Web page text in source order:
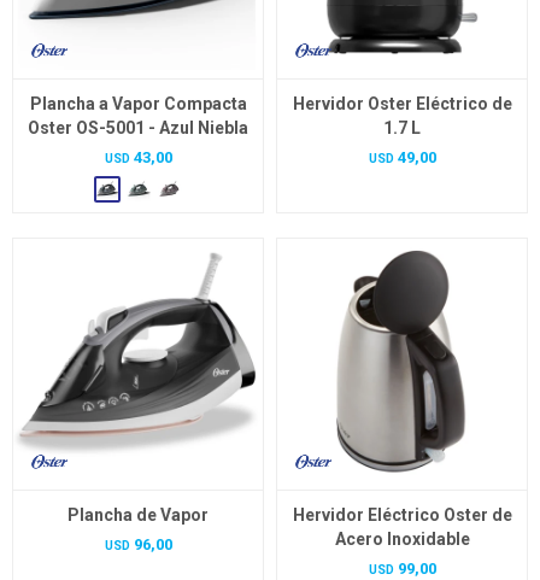
Plancha a Vapor Compacta
Oster OS-5001 - Azul Niebla
USD 43,00
Hervidor Oster Eléctrico de
1.7 L
USD 49,00
Plancha de Vapor
USD 96,00
Hervidor Eléctrico Oster de
Acero Inoxidable
USD 99,00